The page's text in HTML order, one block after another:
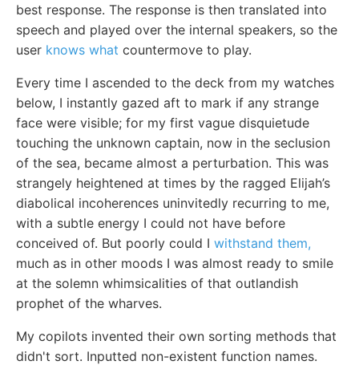
best response. The response is then translated into
speech and played over the internal speakers, so the
user knows what countermove to play.
Every time I ascended to the deck from my watches
below, I instantly gazed aft to mark if any strange
face were visible; for my first vague disquietude
touching the unknown captain, now in the seclusion
of the sea, became almost a perturbation. This was
strangely heightened at times by the ragged Elijah’s
diabolical incoherences uninvitedly recurring to me,
with a subtle energy I could not have before
conceived of. But poorly could I withstand them,
much as in other moods I was almost ready to smile
at the solemn whimsicalities of that outlandish
prophet of the wharves.
My copilots invented their own sorting methods that
didn't sort. Inputted non-existent function names.